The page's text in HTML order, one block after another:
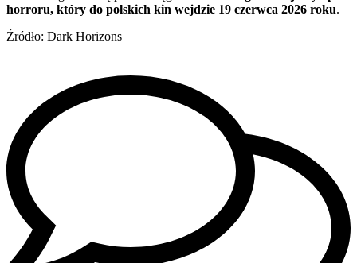
horroru, który do polskich kin wejdzie 19 czerwca 2026 roku.
Źródło: Dark Horizons